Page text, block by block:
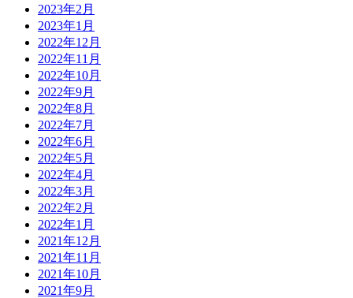
2023年2月
2023年1月
2022年12月
2022年11月
2022年10月
2022年9月
2022年8月
2022年7月
2022年6月
2022年5月
2022年4月
2022年3月
2022年2月
2022年1月
2021年12月
2021年11月
2021年10月
2021年9月